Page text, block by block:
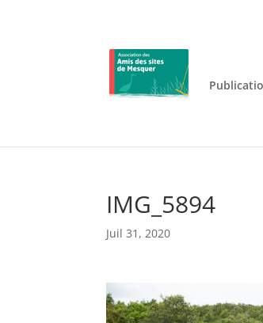
Jouez
IMG_5894
Juil 31, 2020